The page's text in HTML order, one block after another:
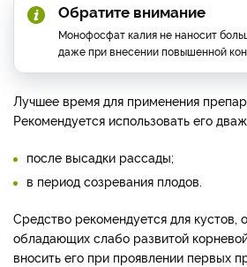
Обратите внимание
Монофосфат калия не наносит
даже при внесении повышенной
Лучшее время для применения
Рекомендуется использовать его
после высадки рассады;
в период созревания плодов.
Средство рекомендуется для кустов,
обладающих слабо развитой
вносить его при проявлении первых